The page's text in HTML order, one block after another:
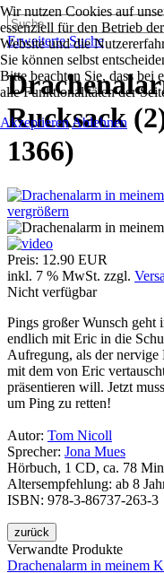
Erweiterte Suche
Rucksack
1366)
vergrößern
Preis: 12.90 EUR
inkl. 7 % MwSt. zzgl.
Nicht verfügbar
Pings großer Wunsch
endlich mit Eric in die
Aufregung, als der nervige
mit dem von Eric
präsentieren will. Jetzt
um Ping zu retten!
Autor: Tom Nicoll
Sprecher: Jona Mues
Hörbuch, 1 CD, ca. 78
Altersempfehlung: ab 8
ISBN: 978-3-86737-263-3
Verwandte Produkte
Drachenalarm in meinem
Wir nutzen Cookies auf
essenziell für den Betrieb
Website und die
Sie können selbst
Bitte beachten Sie, dass
alle Funktionalitäten der
AkzeptierenAblehnen